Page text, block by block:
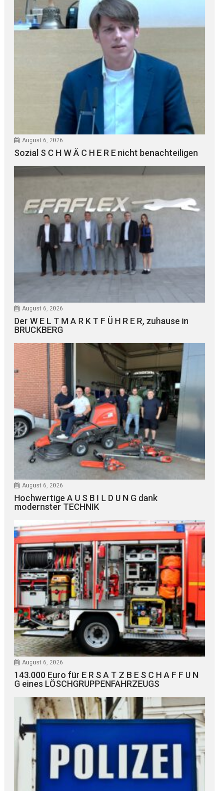
August 6, 2026
Sozial S C H W Ä C H E R E nicht benachteiligen
August 6, 2026
Der W E L T M A R K T F Ü H R E R, zuhause in
BRUCKBERG
August 6, 2026
Hochwertige A U S B I L D U N G dank
modernster TECHNIK
August 6, 2026
143.000 Euro für E R S A T Z B E S C H A F F U N
G eines LÖSCHGRUPPENFAHRZEUGS